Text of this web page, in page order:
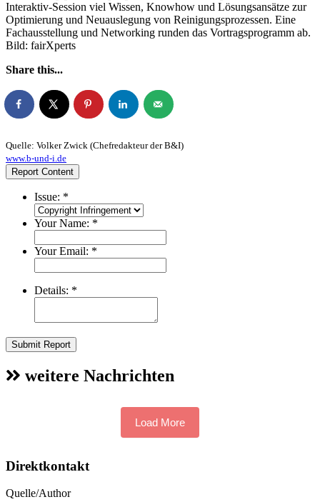
Interaktiv-Session viel Wissen, Knowhow und Lösungsansätze zur
Optimierung und Neuauslegung von Reinigungsprozessen. Eine
Fachausstellung und Networking runden das Vortragsprogramm ab.
Bild: fairXperts
Share this...
Quelle: Volker Zwick (Chefredakteur der B&I)
www.b-und-i.de
Report Content
Issue: *
Your Name: *
Your Email: *
Details: *
Submit Report
weitere Nachrichten
Load More
Direktkontakt
Quelle/Author